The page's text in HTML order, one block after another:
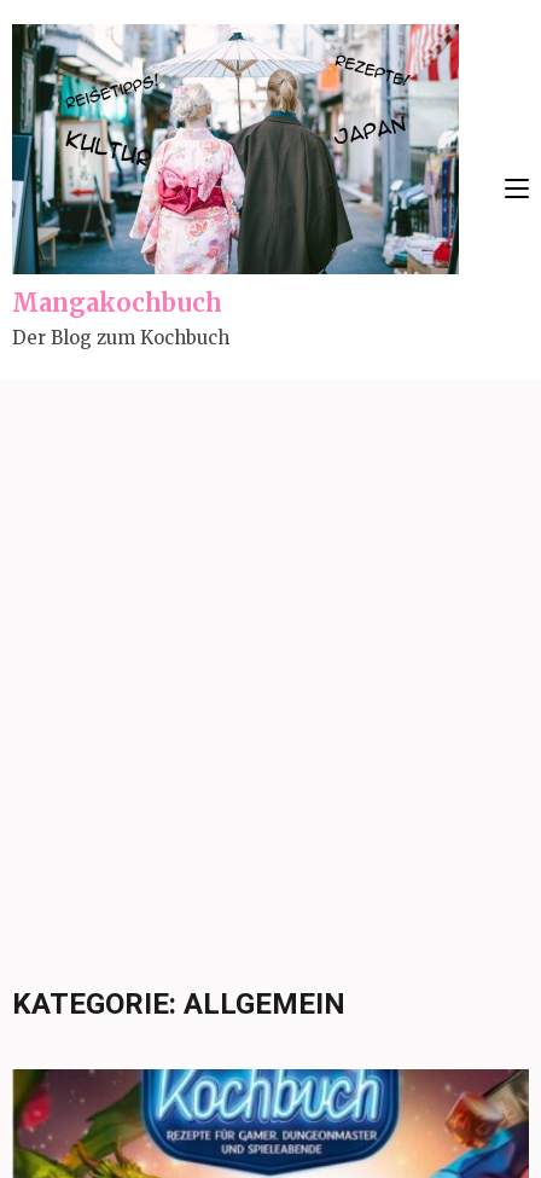
content
(Press
Enter)
Mangakochbuch
Der Blog zum Kochbuch
KATEGORIE: ALLGEMEIN